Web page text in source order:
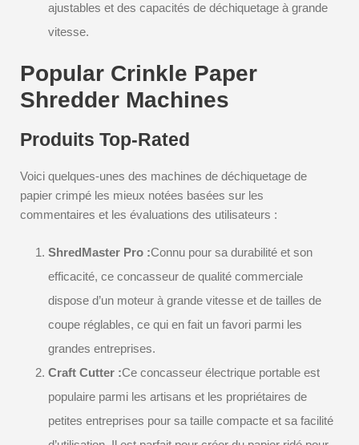
ajustables et des capacités de déchiquetage à grande
vitesse.
Popular Crinkle Paper
Shredder Machines
Produits Top-Rated
Voici quelques-unes des machines de déchiquetage de
papier crimpé les mieux notées basées sur les
commentaires et les évaluations des utilisateurs :
ShredMaster Pro :Connu pour sa durabilité et son
efficacité, ce concasseur de qualité commerciale
dispose d’un moteur à grande vitesse et de tailles de
coupe réglables, ce qui en fait un favori parmi les
grandes entreprises.
Craft Cutter :Ce concasseur électrique portable est
populaire parmi les artisans et les propriétaires de
petites entreprises pour sa taille compacte et sa facilité